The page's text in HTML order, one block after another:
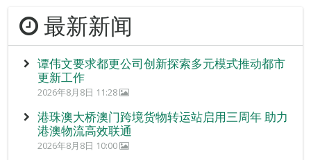
最新新闻
谭伟文要求都更公司创新探索多元模式推动都市
更新工作
2026年8月8日 11:28
港珠澳大桥澳门跨境货物转运站启用三周年 助力
港澳物流高效联通
2026年8月8日 10:00